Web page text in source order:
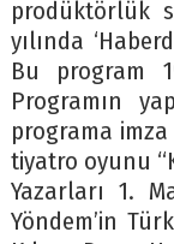
prodüktörlük
yılında
Bu program
Programın
programa imza
tiyatro oyunu
Yazarları 1.
Yöndem’in